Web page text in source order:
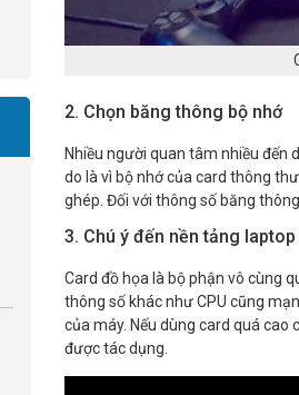
2. Chọn băng thông bộ nhớ
Nhiều người quan tâm nhiều đến
do là vì bộ nhớ của card thông
ghép. Đối với thông số băng
3. Chú ý đến nền tảng
Card đồ họa là bộ phận vô cùng
thông số khác như CPU cũng
của máy. Nếu dùng card quá
được tác dụng.